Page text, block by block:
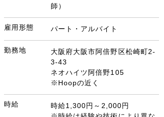
師）
雇用形態 パート・アルバイト
勤務地
大阪府大阪市阿倍野区松崎町2-
3-43
ネオハイツ阿倍野105
※Hoopの近く
時給
時給1,300円～2,000円